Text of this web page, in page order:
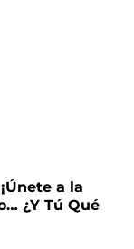
a la
¿Y Tú Qué